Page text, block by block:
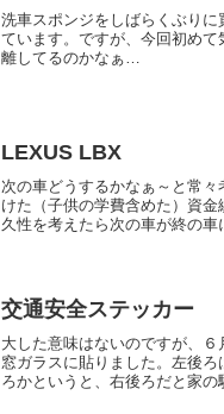
洗車スポンジをしばらくぶり
ています。ですが、今回初め
離してるのかなぁ…
LEXUS LBX
次の車どうするかなぁ～と常
けた（子供の学費含めた）資
久性を考えたら次の車が終の
交通安全ステッカー
大した意味はないのですが、
窓ガラスに貼りました。左後
ろかというと、右後ろだと家の